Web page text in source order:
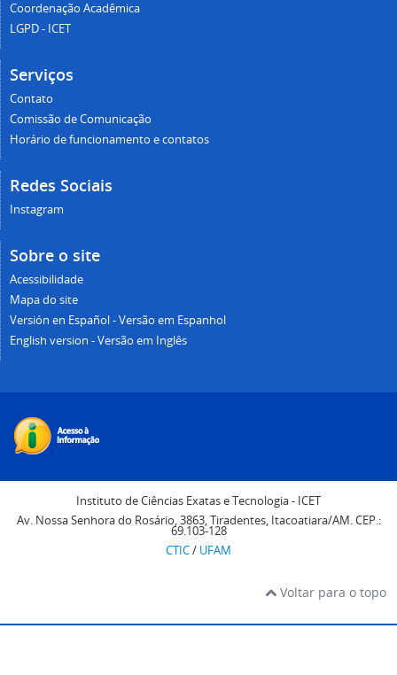
Coordenação Acadêmica
LGPD - ICET
Serviços
Contato
Comissão de Comunicação
Horário de funcionamento e contatos
Redes Sociais
Instagram
Sobre o site
Acessibilidade
Mapa do site
Versión en Español - Versão em Espanhol
English version - Versão em Inglês
Instituto de Ciências Exatas e Tecnologia - ICET
Av. Nossa Senhora do Rosário, 3863, Tiradentes, Itacoatiara/AM. CEP.:
69.103-128
CTIC/ UFAM
Voltar para o topo